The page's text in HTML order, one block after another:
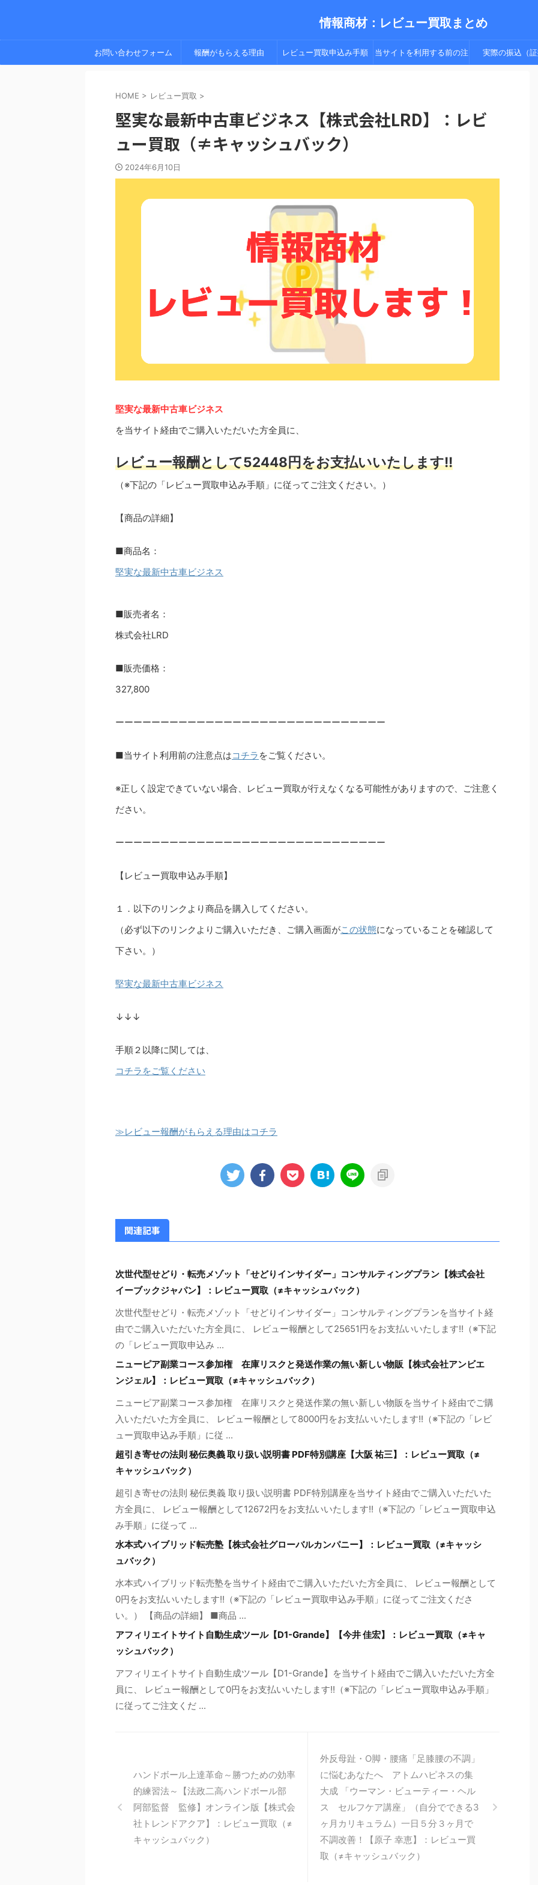
情報商材：レビュー買取まとめ
お問い合わせフォーム 報酬がもらえる理由 レビュー買取申込み手順 当サイトを利用する前の注 実際の振込（証
HOME > レビュー買取 >
堅実な最新中古車ビジネス【株式会社LRD】：レビ
ュー買取（≠キャッシュバック）
2024年6月10日
堅実な最新中古車ビジネス
を当サイト経由でご購入いただいた方全員に、
レビュー報酬として52448円をお支払いいたします!!
（※下記の「レビュー買取申込み手順」に従ってご注文ください。）
【商品の詳細】
■商品名：
堅実な最新中古車ビジネス
■販売者名：
株式会社LRD
■販売価格：
327,800
ーーーーーーーーーーーーーーーーーーーーーーーーーーーーーー
■当サイト利用前の注意点はコチラ をご覧ください。
※正しく設定できていない場合、レビュー買取が行えなくなる可能性がありますので、ご注意く
ださい。
ーーーーーーーーーーーーーーーーーーーーーーーーーーーーーー
【レビュー買取申込み手順】
１．以下のリンクより商品を購入してください。
（必ず以下のリンクよりご購入いただき、ご購入画面がこの状態になっていることを確認して
下さい。）
堅実な最新中古車ビジネス
↓↓↓
手順２以降に関しては、
コチラをご覧ください
≫レビュー報酬がもらえる理由はコチラ
関連記事
次世代型せどり・転売メゾット「せどりインサイダー」コンサルティングプラン【株式会社
イーブックジャパン】：レビュー買取（≠キャッシュバック）
次世代型せどり・転売メゾット「せどりインサイダー」コンサルティングプランを当サイト経
由でご購入いただいた方全員に、 レビュー報酬として25651円をお支払いいたします!!（※下記
の「レビュー買取申込み ...
ニューピア副業コース参加権 在庫リスクと発送作業の無い新しい物販【株式会社アンビエ
ンジェル】：レビュー買取（≠キャッシュバック）
ニューピア副業コース参加権 在庫リスクと発送作業の無い新しい物販を当サイト経由でご購
入いただいた方全員に、 レビュー報酬として8000円をお支払いいたします!!（※下記の「レビ
ュー買取申込み手順」に従 ...
超引き寄せの法則 秘伝奥義 取り扱い説明書 PDF特別講座【大阪 祐三】：レビュー買取（≠
キャッシュバック）
超引き寄せの法則 秘伝奥義 取り扱い説明書 PDF特別講座を当サイト経由でご購入いただいた
方全員に、 レビュー報酬として12672円をお支払いいたします!!（※下記の「レビュー買取申込
み手順」に従って ...
水本式ハイブリッド転売塾【株式会社グローバルカンパニー】：レビュー買取（≠キャッシ
ュバック）
水本式ハイブリッド転売塾を当サイト経由でご購入いただいた方全員に、 レビュー報酬として
0円をお支払いいたします!!（※下記の「レビュー買取申込み手順」に従ってご注文くださ
い。） 【商品の詳細】 ■商品 ...
アフィリエイトサイト自動生成ツール【D1-Grande】【今井 佳宏】：レビュー買取（≠キャ
ッシュバック）
アフィリエイトサイト自動生成ツール【D1-Grande】を当サイト経由でご購入いただいた方全
員に、 レビュー報酬として0円をお支払いいたします!!（※下記の「レビュー買取申込み手順」
に従ってご注文くだ ...
ハンドボール上達革命～勝つための効率
的練習法～【法政二高ハンドボール部
阿部監督 監修】オンライン版【株式会
社トレンドアクア】：レビュー買取（≠
キャッシュバック）
外反母趾・O脚・腰痛「足膝腰の不調」
に悩むあなたへ アトムハピネスの集
大成 「ウーマン・ビューティー・ヘル
ス セルフケア講座」（自分でできる3
ヶ月カリキュラム）一日５分３ヶ月で
不調改善！【原子 幸恵】：レビュー買
取（≠キャッシュバック）